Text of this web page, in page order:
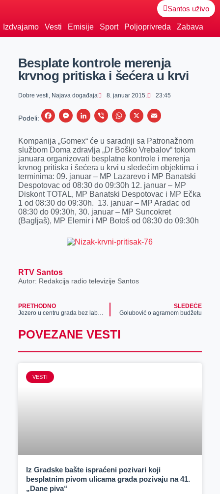
Santos uživo
Izdvajamo Vesti Emisije Sport Poljoprivreda Zabava
Besplate kontrole merenja
krvnog pritiska i šećera u krvi
Dobre vesti, Najava događaja 8. januar 2015. 23:45
Podeli:
F
c
e
b
o
o
k
M
s
s
e
n
g
e
r
L
n
k
e
d
I
n
V
b
e
r
W
a
s
A
p
p
X
E
a
i
l
Kompanija „Gomex“ će u saradnji sa Patronažnom
službom Doma zdravlja „Dr Boško Vrebalov“ tokom
januara organizovati besplatne kontrole i merenja
krvnog pritiska i šećera u krvi u sledećim objektima i
terminima: 09. januar – MP Lazarevo i MP Banatski
Despotovac od 08:30 do 09:30h 12. januar – MP
Diskont TOTAL, MP Banatski Despotovac i MP Ečka
1 od 08:30 do 09:30h. 13. januar – MP Aradac od
08:30 do 09:30h, 30. januar – MP Suncokret
(Bagljaš), MP Elemir i MP Botoš od 08:30 do 09:30h
RTV Santos
Autor: Redakcija radio televizije Santos
PRETHODNO
Jezero u centru grada bez labudova (video)
SLEDEĆE
Golubović o agrarnom budžetu
POVEZANE VESTI
VESTI
Iz Gradske bašte ispraćeni pozivari koji
besplatnim pivom ulicama grada pozivaju na 41.
„Dane piva“